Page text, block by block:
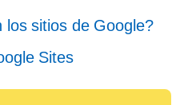
los sitios de Google?
Sites